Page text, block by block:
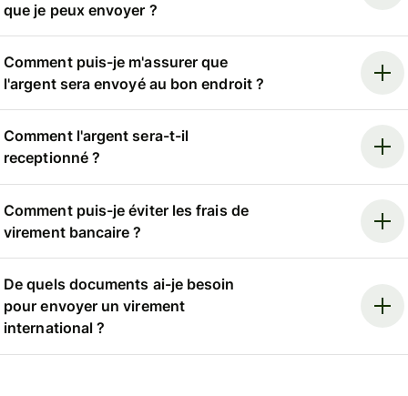
que je peux envoyer ?
Comment puis-je m'assurer que
l'argent sera envoyé au bon endroit ?
Comment l'argent sera-t-il
receptionné ?
Comment puis-je éviter les frais de
virement bancaire ?
De quels documents ai-je besoin
pour envoyer un virement
international ?